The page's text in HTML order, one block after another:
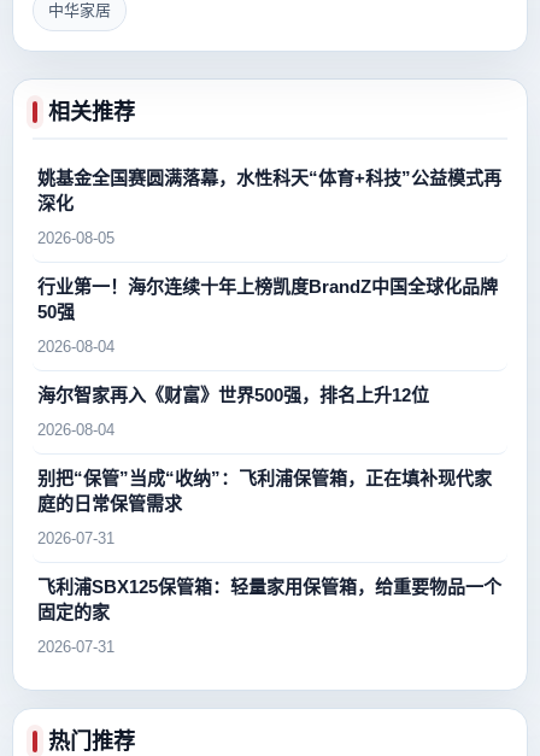
中华家居
相关推荐
姚基金全国赛圆满落幕，水性科天“体育+科技”公益模式再
深化
2026-08-05
行业第一！海尔连续十年上榜凯度BrandZ中国全球化品牌
50强
2026-08-04
海尔智家再入《财富》世界500强，排名上升12位
2026-08-04
别把“保管”当成“收纳”：飞利浦保管箱，正在填补现代家
庭的日常保管需求
2026-07-31
飞利浦SBX125保管箱：轻量家用保管箱，给重要物品一个
固定的家
2026-07-31
热门推荐